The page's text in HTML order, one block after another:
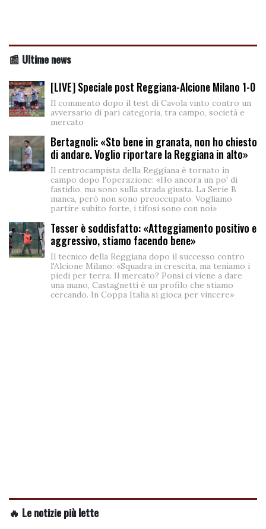
📰 Ultime news
[LIVE] Speciale post Reggiana-Alcione Milano 1-0
Il commento dopo il test di Cavola vinto contro un
avversario di pari categoria, tra campo, società e
mercato
Bertagnoli: «Sto bene in granata, non ho chiesto
di andare. Voglio riportare la Reggiana in alto»
Il centrocampista della Reggiana è tornato in
campo dopo l'operazione: «Ho ancora un po' di
fastidio, ma sono sulla strada giusta. La Serie B
manca, però non sono preoccupato. Vogliamo
partire subito forte, i tifosi sono con noi»
Tesser è soddisfatto: «Atteggiamento positivo e
aggressivo, stiamo facendo bene»
Il tecnico della Reggiana dopo il successo contro
l'Alcione Milano: «Squadra in crescita, ma teniamo i
piedi per terra. Il mercato? Ponsi ci viene a dare
una mano, Castagnetti è un profilo che stiamo
cercando. In Coppa Italia si gioca per vincere»
🔥 Le notizie più lette